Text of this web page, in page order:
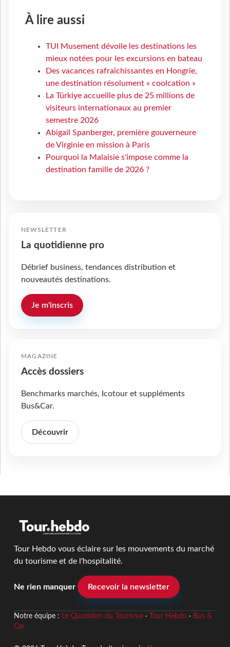
À lire aussi
TUI Musement dévoile les destinations les
mieux notées pour les excursions en bateau
Des vacances rafraîchissantes en Hongrie,
une destination résolument « coolcation »
La Türkiye accueille plus de 25 millions de
visiteurs internationaux au premier
semestre 2026
Abigail Spanberger, première gouverneure
de Virginie en mission à Paris
Pourquoi la Malaisie s'impose comme la
destination famille de 2026 ?
NEWSLETTER
La quotidienne pro
Débrief business, tendances distribution et
nouveautés destinations.
Je m'inscris
MAGAZINE
Accès dossiers
Benchmarks marchés, Icotour et suppléments
Bus&Car.
Découvrir
Tour Hebdo vous éclaire sur les mouvements du marché
du tourisme et de l'hospitalité.
Ne rien manquer Recevoir la newsletter
Notre équipe : Le Quotidien du Tourisme· Tour Hebdo· Bus &
Car